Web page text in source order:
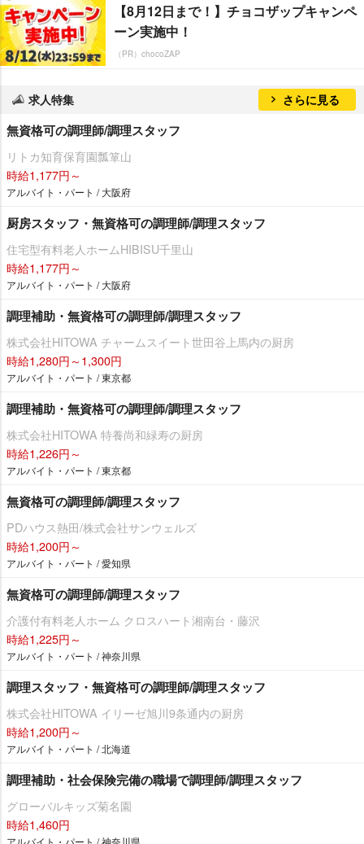
【8月12日まで！】チョコザップキャンペ
ーン実施中！
（PR）chocoZAP
求人特集 さらに見る
無資格可の調理師/調理スタッフ
リトカ知育保育園瓢箪山
時給1,177円～
アルバイト・パート / 大阪府
厨房スタッフ・無資格可の調理師/調理スタッフ
住宅型有料老人ホームHIBISU千里山
時給1,177円～
アルバイト・パート / 大阪府
調理補助・無資格可の調理師/調理スタッフ
株式会社HITOWA チャームスイート世田谷上馬内の厨房
時給1,280円～1,300円
アルバイト・パート / 東京都
調理補助・無資格可の調理師/調理スタッフ
株式会社HITOWA 特養尚和緑寿の厨房
時給1,226円～
アルバイト・パート / 東京都
無資格可の調理師/調理スタッフ
PDハウス熱田/株式会社サンウェルズ
時給1,200円～
アルバイト・パート / 愛知県
無資格可の調理師/調理スタッフ
介護付有料老人ホーム クロスハート湘南台・藤沢
時給1,225円～
アルバイト・パート / 神奈川県
調理スタッフ・無資格可の調理師/調理スタッフ
株式会社HITOWA イリーゼ旭川9条通内の厨房
時給1,200円～
アルバイト・パート / 北海道
調理補助・社会保険完備の職場で調理師/調理スタッフ
グローバルキッズ菊名園
時給1,460円
アルバイト・パート / 神奈川県